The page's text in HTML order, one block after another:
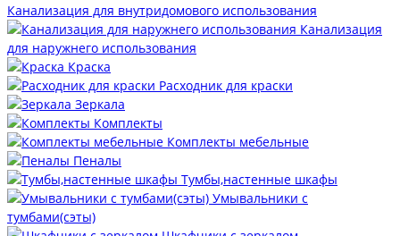
Канализация для внутридомового использования
Канализация
для наружнего использования
Краска
Расходник для краски
Зеркала
Комплекты
Комплекты мебельные
Пеналы
Тумбы,настенные шкафы
Умывальники с
тумбами(сэты)